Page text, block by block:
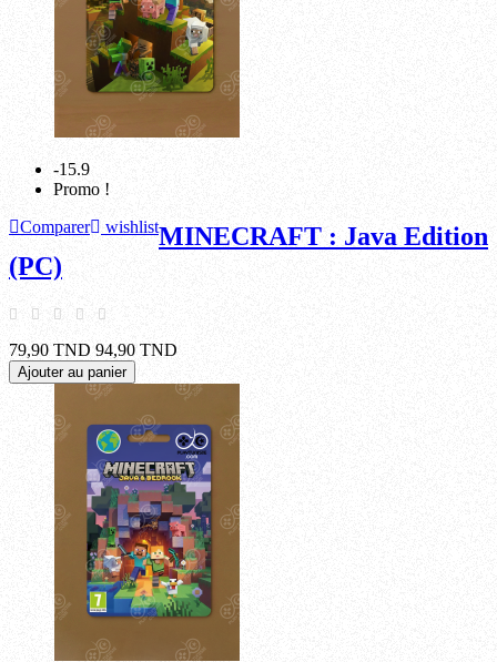
-15.9
Promo !
Comparer
wishlistMINECRAFT : Java Edition
(PC)
79,90 TND 94,90 TND
Ajouter au panier